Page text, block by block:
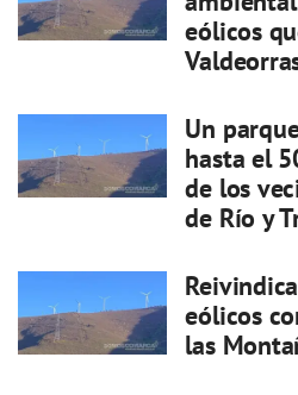
eólicos
Un
hasta el
de los
de Río y
eólicos
las